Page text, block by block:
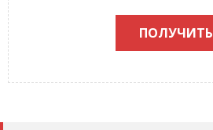
ПОЛУЧИТЬ